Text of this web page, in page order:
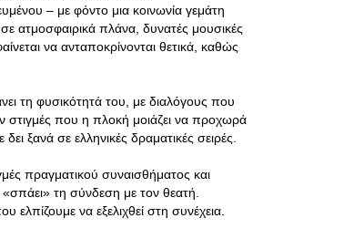
– με φόντο μια κοινωνία γεμάτη
ατμοσφαιρικά πλάνα, δυνατές μουσικές
να ανταποκρίνονται θετικά, καθώς
τη φυσικότητά του, με διαλόγους που
στιγμές που η πλοκή μοιάζει να προχωρά
ξανά σε ελληνικές δραματικές σειρές.
πραγματικού συναισθήματος και
τη σύνδεση με τον θεατή.
να εξελιχθεί στη συνέχεια.